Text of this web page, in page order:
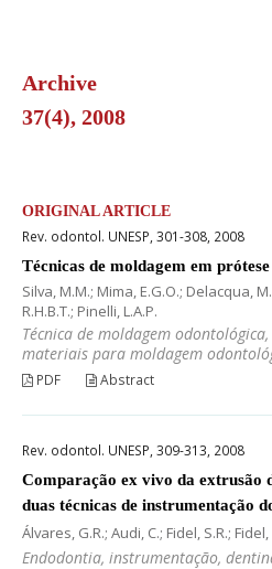
Archive
37(4), 2008
ORIGINAL ARTICLE
Rev. odontol. UNESP, 301-308, 2008
Técnicas de moldagem em
Silva, M.M.; Mima, E.G.O.; Delacqua,
R.H.B.T.; Pinelli, L.A.P.
Técnica de moldagem
materiais para moldagem
PDF Abstract
Rev. odontol. UNESP, 309-313, 2008
Comparação ex vivo da extrusão
duas técnicas de instrumentação
Álvares, G.R.; Audi, C.; Fidel, S.R.; Fidel,
Endodontia, instrumentação,